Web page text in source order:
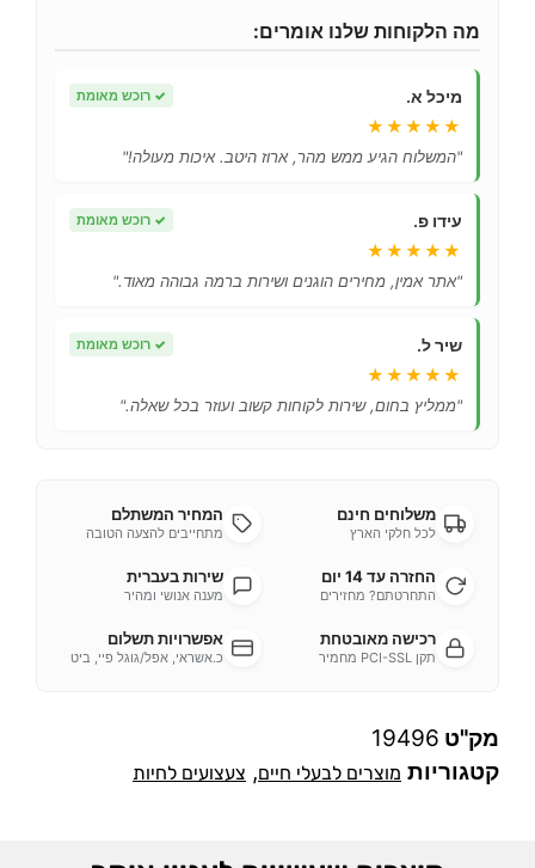
מה הלקוחות שלנו אומרים:
מיכל א. ✓ רוכש מאומת
★★★★★
"המשלוח הגיע ממש מהר, ארוז היטב. איכות מעולה!"
עידו פ. ✓ רוכש מאומת
★★★★★
"אתר אמין, מחירים הוגנים ושירות ברמה גבוהה מאוד."
שיר ל. ✓ רוכש מאומת
★★★★★
"ממליץ בחום, שירות לקוחות קשוב ועוזר בכל שאלה."
משלוחים חינם
לכל חלקי הארץ
המחיר המשתלם
מתחייבים להצעה הטובה
החזרה עד 14 יום
התחרטתם? מחזירים
שירות בעברית
מענה אנושי ומהיר
רכישה מאובטחת
תקן PCI-SSL מחמיר
אפשרויות תשלום
כ.אשראי, אפל/גוגל פיי, ביט
מק"ט 19496
קטגוריות מוצרים לבעלי חיים, צעצועים לחיות